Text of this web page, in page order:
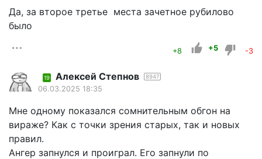
Да, за второе третье места зачетное рубилово
было
+8 +5 -3
19 Алексей Степнов 8947
06.03.2025 18:35
Мне одному показался сомнительным обгон на
вираже? Как с точки зрения старых, так и новых
правил.
Ангер запнулся и проиграл. Его запнули по